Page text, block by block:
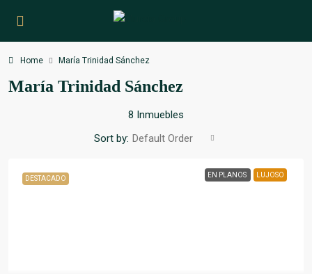
Home María Trinidad Sánchez
María Trinidad Sánchez
8 Inmuebles
Sort by: Default Order
DESTACADO EN PLANOS LUJOSO